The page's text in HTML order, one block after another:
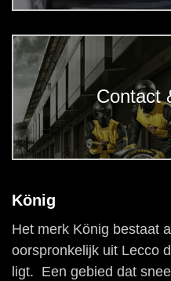
Contact
König
Het merk König bestaat
oorspronkelijk uit Lecco
ligt. Een gebied dat